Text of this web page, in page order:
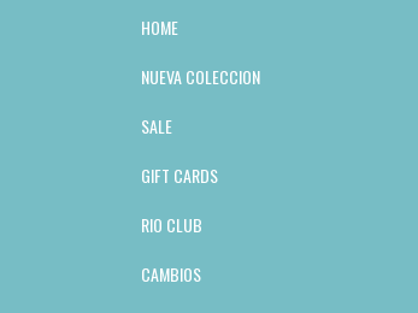
HOME
NUEVA COLECCION
SALE
GIFT CARDS
RIO CLUB
CAMBIOS